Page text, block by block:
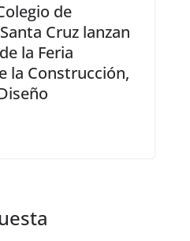
de
Cruz lanzan
la Feria
la Construcción,